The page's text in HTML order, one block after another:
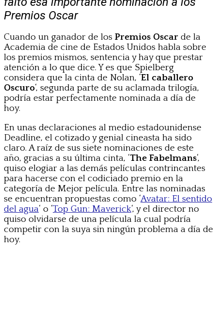
Premios Oscar
Cuando un ganador de los Premios Oscar de la
Academia de cine de Estados Unidos habla sobre
los premios mismos, sentencia y hay que prestar
atención a lo que dice. Y es que Spielberg
considera que la cinta de Nolan, ‘El caballero
Oscuro‘, segunda parte de su aclamada trilogía,
podría estar perfectamente nominada a día de
hoy.
En unas declaraciones al medio estadounidense
Deadline, el cotizado y genial cineasta ha sido
claro. A raíz de sus siete nominaciones de este
año, gracias a su última cinta, ‘The Fabelmans‘,
quiso elogiar a las demás películas contrincantes
para hacerse con el codiciado premio en la
categoría de Mejor película. Entre las nominadas
se encuentran propuestas como ‘Avatar: El sentido
del agua‘ o ‘Top Gun: Maverick‘, y el director no
quiso olvidarse de una película la cual podría
competir con la suya sin ningún problema a día de
hoy.